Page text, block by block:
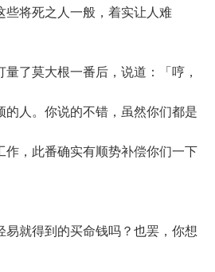
些将死之人一般，着实让人难
了莫大根一番后，说道：「哼，
的人。你说的不错，虽然你们都是
作，此番确实有顺势补偿你们一下
就得到的买命钱吗？也罢，你想